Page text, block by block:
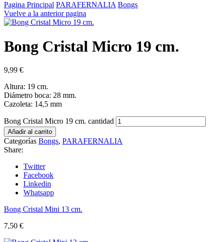
Pagina Principal PARAFERNALIA Bongs
Vuelve a la anterior pagina
Bong Cristal Micro 19 cm.
9,99 €
Altura: 19 cm.
Diámetro boca: 28 mm.
Cazoleta: 14,5 mm
Bong Cristal Micro 19 cm. cantidad
Añadir al carrito
Categorías Bongs, PARAFERNALIA
Share:
Twitter
Facebook
Linkedin
Whatsapp
Bong Cristal Mini 13 cm.
7,50 €